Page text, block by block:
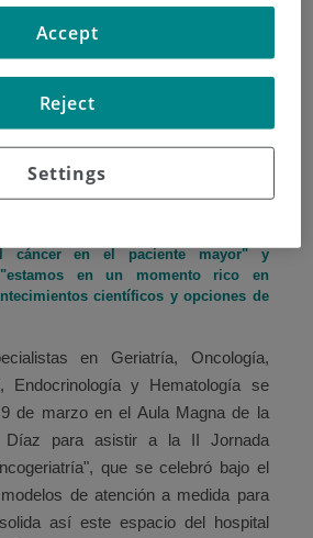
de la Oncogeriatría y los nuevos
a medida para los pacientes
internacional
cáncer en el paciente mayor" y
en un momento rico en
científicos y opciones de
en Geriatría, Oncología,
Endocrinología y Hematología se
de marzo en el Aula Magna de la
Díaz para asistir a la II Jornada
que se celebró bajo el
de atención a medida para
así este espacio del hospital
Settings
Reject
Accept